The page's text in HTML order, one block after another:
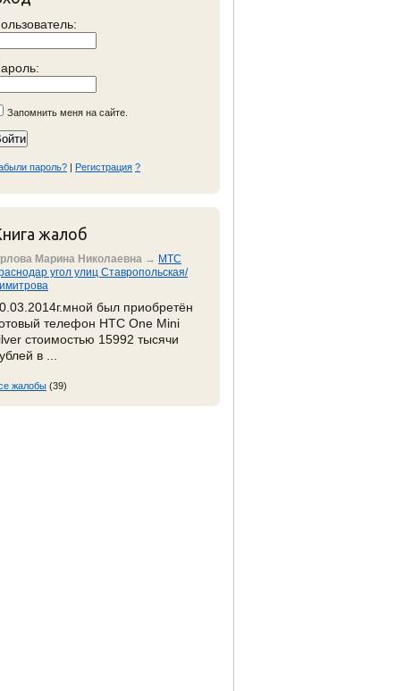
Запомнить меня на сайте.
пароль? | Регистрация ?
жалоб
Марина Николаевна → МТС
угол улиц Ставропольская/
был приобретён
телефон HTC One Mini
стоимостью 15992 тысячи
в ...
жалобы (39)